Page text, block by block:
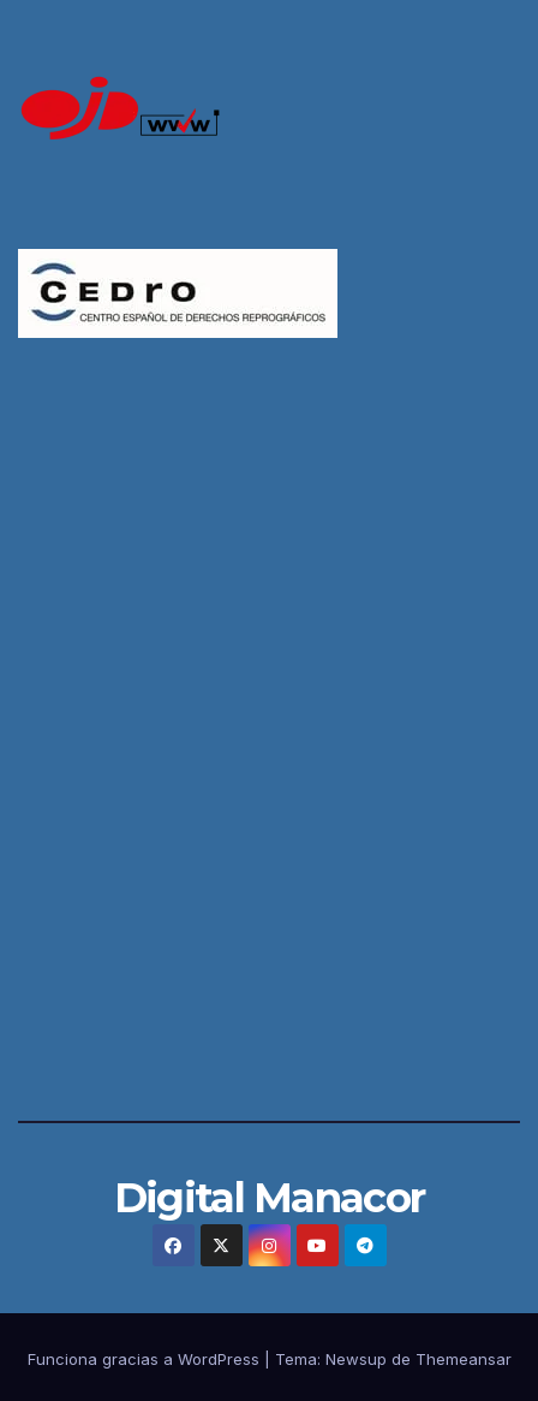
Digital Manacor
Funciona gracias a WordPress Tema: Newsup de Themeansar